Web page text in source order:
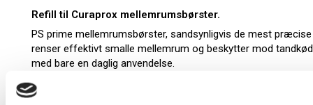
Refill til Curaprox mellemrumsbørster.
PS prime mellemrumsbørster, sandsynligvis de mest
renser effektivt smalle mellemrum og beskytter mod
med bare en daglig anvendelse.
Med deres ekstraordinære finesse og robusthed kan en
ind i selv små mellemrum. Takket være et praktisk